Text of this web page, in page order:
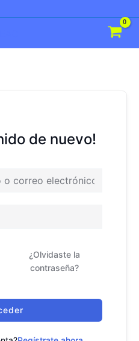
de nuevo!
¿Olvidaste la
contraseña?